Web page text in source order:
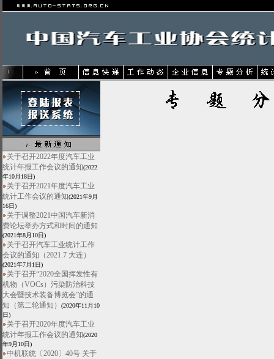
关于召开2022年度汽车工业
统计年报工作会议的通知(2022
年10月18日)
关于召开2021年度汽车工业
统计工作会议的通知(2021年9月
16日)
关于调整2021中国汽车新消
费论坛举办方式和时间的通知
(2021年8月10日)
关于召开汽车工业统计工作
会议的通知（2021.7 大连）
(2021年7月1日)
关于召开“2020全国挥发性有
机物（VOCs）污染防治科技
大会暨技术装备博览会”的通
知（第二轮通知）
(2020年11月10
日)
关于召开2020年度汽车工业
统计年报工作会议的通知(2020
年9月10日)
中机联统〔2020〕40号 关于